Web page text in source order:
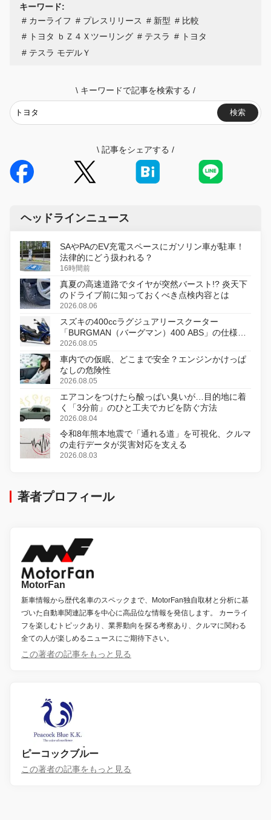
キーワード:
カーライフ
プレスリリース 新型
比較
トヨタ ｂＺ４Ｘツーリング
テスラ
トヨタ
テスラ モデルＹ
\ キーワードで記事を検索する /
検索
\ 記事をシェアする /
ヘッドラインニュース
SAやPAのEV充電スペースにガソリン車が駐車！
法律的にどう扱われる？
16時間前
真夏の高速道路でタイヤが突然バースト!? 炎天下
のドライブ前に知っておくべき点検内容とは
2026.08.06
スズキの400ccラグジュアリースクーター
「BURGMAN（バーグマン）400 ABS」の仕様を
変更し、8月18日に発売
2026.08.05
車内での仮眠、どこまで安全？エンジンかけっぱ
なしの危険性
2026.08.05
エアコンをつけたら酸っぱい臭いが…目的地に着
く「3分前」のひと工夫でカビを防ぐ方法
2026.08.04
令和8年熊本地震で「通れる道」を可視化、クルマ
の走行データが災害対応を支える
2026.08.03
著者プロフィール
MotorFan
新車情報から歴代名車のスペックまで、MotorFan独自取材と分析に基
づいた自動車関連記事を中心に高品位な情報を発信します。 カーライ
フを楽しむトピックあり、業界動向を探る考察あり、クルマに関わる
全ての人が楽しめるニュースにご期待下さい。
この著者の記事をもっと見る
ピーコックブルー
この著者の記事をもっと見る